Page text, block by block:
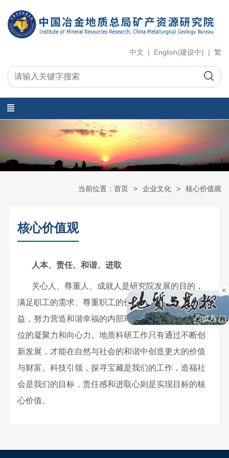
中文 | English(建设中) | 繁
当前位置：首页 企业文化 核心价值观
核心价值观
人本、责任、和谐、进取
关心人、尊重人、成就人是研究院发展的目的，
满足职工的需求、尊重职工的价值、维护职工的权
益，努力营造和谐幸福的内部环境，才能不断增强单
位的凝聚力和向心力。地质科研工作只有通过不断创
新发展，才能在自然与社会的和谐中创造更大的价值
与财富。科技引领，探寻宝藏是我们的工作，造福社
会是我们的目标，责任感和进取心则是实现目标的核
心价值。